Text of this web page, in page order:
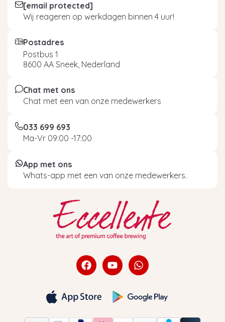
[email protected]
Wij reageren op werkdagen binnen 4 uur!
Postadres
Postbus 1
8600 AA Sneek, Nederland
Chat met ons
Chat met een van onze medewerkers
033 699 693
Ma-Vr 09:00 -17:00
App met ons
Whats-app met een van onze medewerkers.